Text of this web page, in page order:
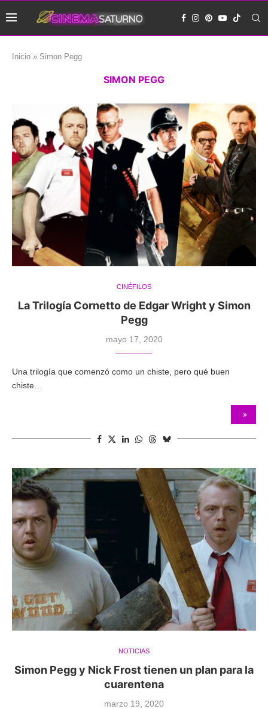
Inicio » Simon Pegg
SIMON PEGG
CINÉFILOS
La Trilogía Cornetto de Edgar Wright y Simon
Pegg
mayo 17, 2020
Una trilogía que comenzó como un chiste, pero qué buen
chiste…
NOTICIAS
Simon Pegg y Nick Frost tienen un plan para la
cuarentena
marzo 19, 2020